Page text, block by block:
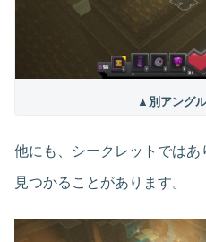
▲別アング
他にも、シークレットでは
見つかることがあります。